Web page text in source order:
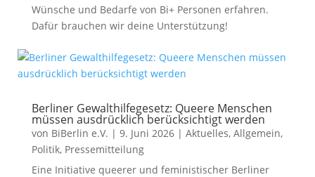
Wünsche und Bedarfe von Bi+ Personen erfahren.
Dafür brauchen wir deine Unterstützung!
Berliner Gewalthilfegesetz: Queere Menschen
müssen ausdrücklich berücksichtigt werden
von BiBerlin e.V. | 9. Juni 2026| Aktuelles, Allgemein,
Politik, Pressemitteilung
Eine Initiative queerer und feministischer Berliner